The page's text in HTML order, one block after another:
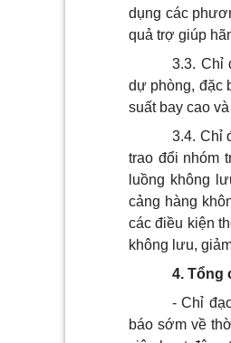
dụng các
quả trợ giúp
3.3. Chỉ
dự phòng, đặc
suất bay cao
3.4. Chỉ
trao đổi nhóm
luồng không
cảng hàng
các điều kiện
không lưu, giả
4. Tổng
- Chỉ
báo sớm về